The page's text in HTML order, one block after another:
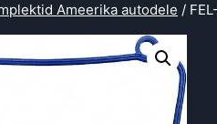
Ameerika autodele /